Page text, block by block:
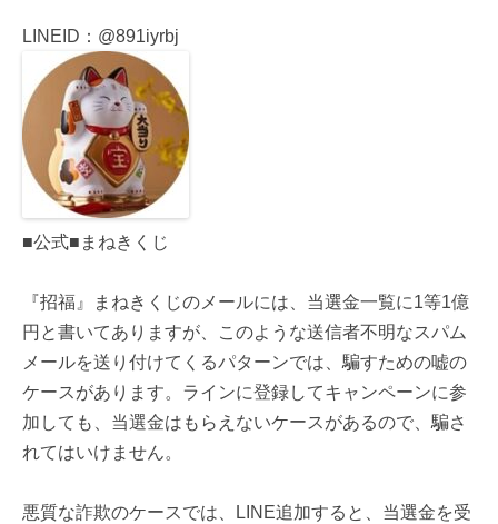
LINEID：@891iyrbj
■公式■まねきくじ
『招福』まねきくじのメールには、当選金一覧に1等1億
円と書いてありますが、このような送信者不明なスパム
メールを送り付けてくるパターンでは、騙すための嘘の
ケースがあります。ラインに登録してキャンペーンに参
加しても、当選金はもらえないケースがあるので、騙さ
れてはいけません。
悪質な詐欺のケースでは、LINE追加すると、当選金を受